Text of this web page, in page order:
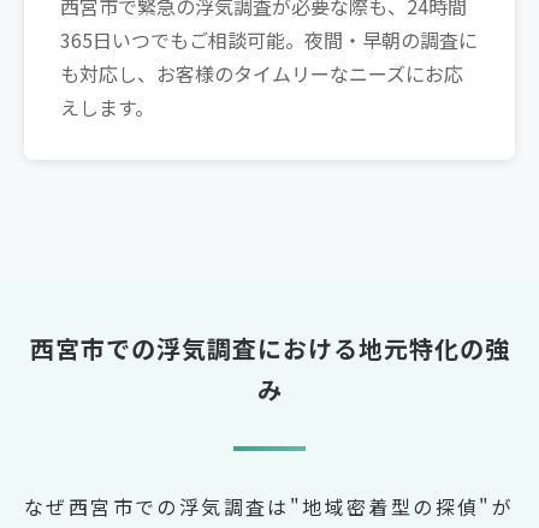
365日いつでもご相談可能。夜間・早朝の調査に
も対応し、お客様のタイムリーなニーズにお応
えします。
西宮市での浮気調査における地元特化の強
み
なぜ西宮市での浮気調査は"地域密着型の探偵"が